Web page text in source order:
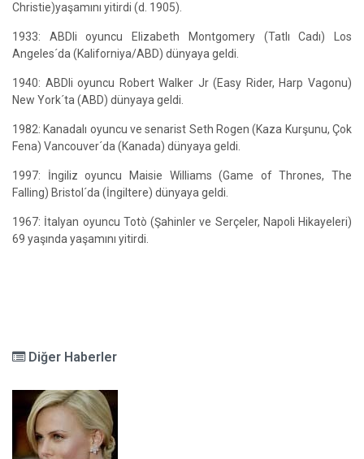
Christie)yaşamını yitirdi (d. 1905).
1933: ABDli oyuncu Elizabeth Montgomery (Tatlı Cadı) Los
Angeles´da (Kaliforniya/ABD) dünyaya geldi.
1940: ABDli oyuncu Robert Walker Jr (Easy Rider, Harp Vagonu)
New York´ta (ABD) dünyaya geldi.
1982: Kanadalı oyuncu ve senarist Seth Rogen (Kaza Kurşunu, Çok
Fena) Vancouver´da (Kanada) dünyaya geldi.
1997: İngiliz oyuncu Maisie Williams (Game of Thrones, The
Falling) Bristol´da (İngiltere) dünyaya geldi.
1967: İtalyan oyuncu Totò (Şahinler ve Serçeler, Napoli Hikayeleri)
69 yaşında yaşamını yitirdi.
Diğer Haberler